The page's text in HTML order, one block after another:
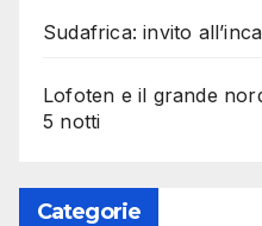
Sudafrica: invito
Lofoten e il grande
5 notti
Categorie